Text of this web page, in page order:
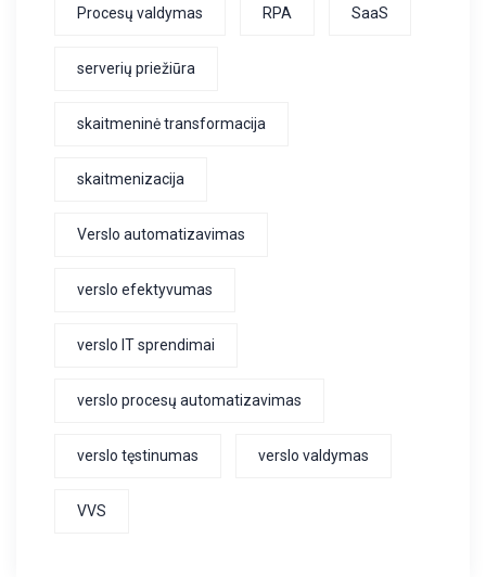
Procesų valdymas RPA SaaS
serverių priežiūra
skaitmeninė transformacija
skaitmenizacija
Verslo automatizavimas
verslo efektyvumas
verslo IT sprendimai
verslo procesų automatizavimas
verslo tęstinumas verslo valdymas
VVS